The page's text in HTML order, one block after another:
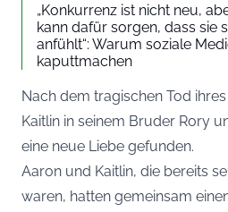
„Konkurrenz ist nicht neu,
kann dafür sorgen, dass sie
anfühlt“: Warum soziale
kaputtmachen
Nach dem tragischen Tod
Kaitlin in seinem Bruder Rory
eine neue Liebe gefunden.
Aaron und Kaitlin, die bereits
waren, hatten gemeinsam